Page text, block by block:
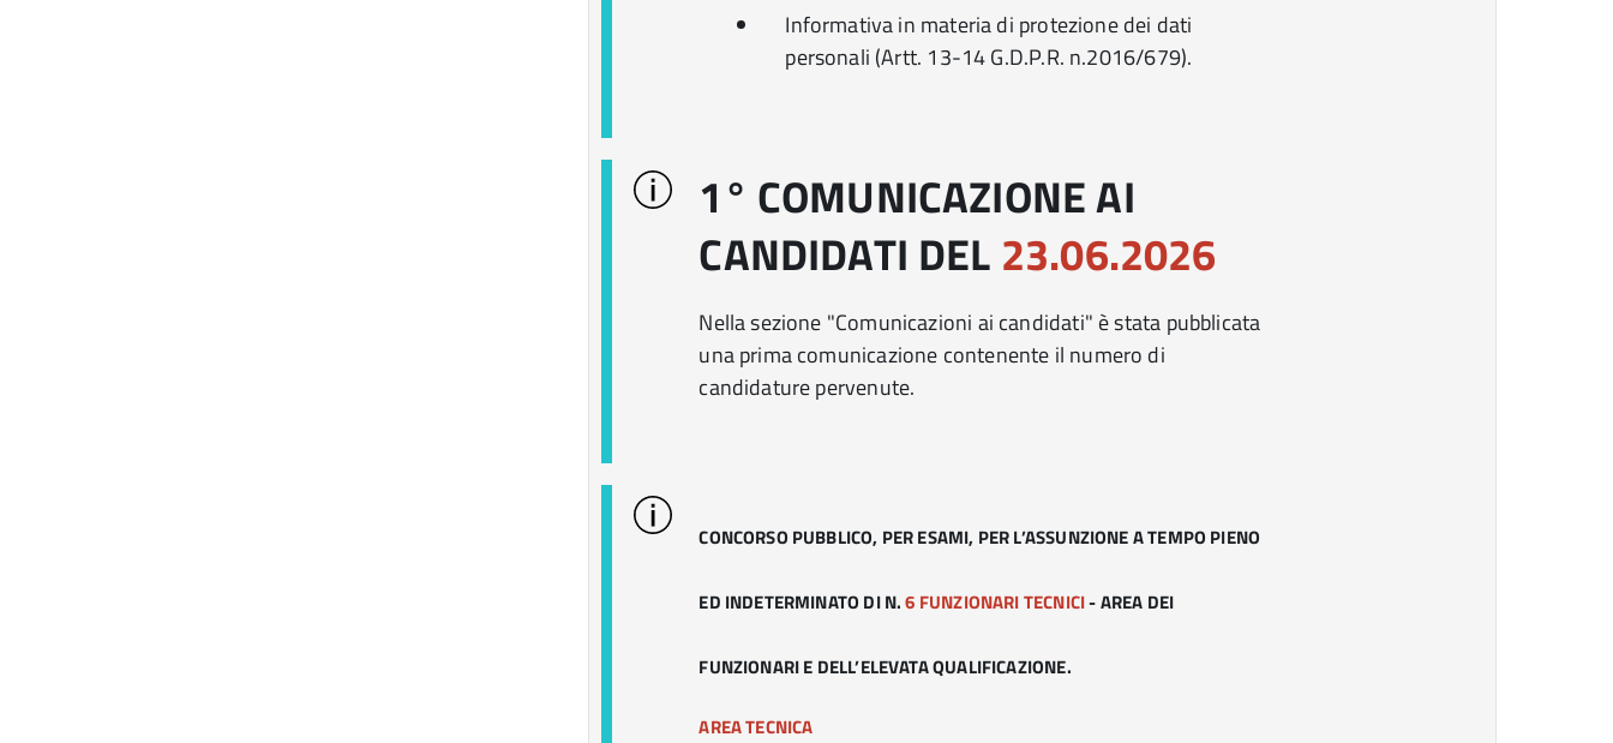
Informativa in materia di protezione dei dati
personali (Artt. 13-14 G.D.P.R. n.2016/679).
1° COMUNICAZIONE AI
CANDIDATI DEL 23.06.2026
Nella sezione "Comunicazioni ai candidati" è stata pubblicata
una prima comunicazione contenente il numero di
candidature pervenute.
CONCORSO PUBBLICO, PER ESAMI, PER L’ASSUNZIONE A TEMPO PIENO
ED INDETERMINATO DI N.6 FUNZIONARI TECNICI- AREA DEI
FUNZIONARI E DELL’ELEVATA QUALIFICAZIONE.
AREA TECNICA